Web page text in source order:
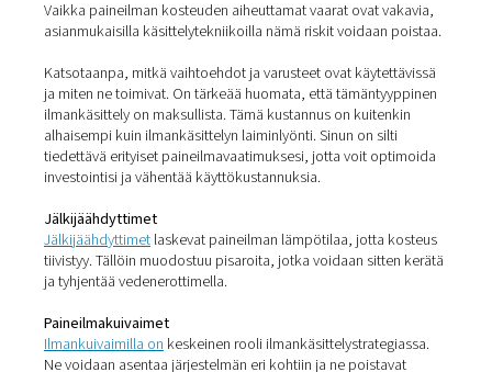
kuten monia elintarviketeollisuudessa käytettäviä.
käyttökelvotonta. Sokerista tulee tahmeaa sotkua.
Kummassakaan tapauksessa asiakkaat eivät arvosta
he löytävät pakkauksen avaamisen jälkeen. Vielä
ongelma on se, että paineilman kosteus voi johtaa
organismien, kuten bakteerien, kasvuun. Tämä on
huolestuttavaa nieltyjen tuotteiden valmistuksessa.
niin elintarvike- ja juomateollisuutta kuin
Näillä mikro-organismeilla voi olla suuri vaikutus
ja turvallisuuteen. Tämä voi vahingoittaa kuluttajia ja